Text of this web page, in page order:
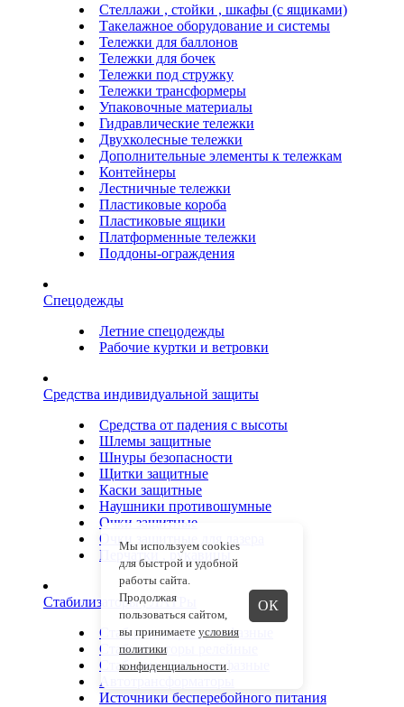
Стеллажи , стойки , шкафы (с ящиками)
Такелажное оборудование и системы
Тележки для баллонов
Тележки для бочек
Тележки под стружку
Тележки трансформеры
Упаковочные материалы
Гидравлические тележки
Двухколесные тележки
Дополнительные элементы к тележкам
Контейнеры
Лестничные тележки
Пластиковые короба
Пластиковые ящики
Платформенные тележки
Поддоны-ограждения
Спецодежды
Летние спецодежды
Рабочие куртки и ветровки
Средства индивидуальной защиты
Средства от падения с высоты
Шлемы защитные
Шнуры безопасности
Щитки защитные
Каски защитные
Наушники противошумные
Очки защитные
Очки защитные для лазера
Перчатки , рукавицы
Стабилизаторы , ЛАТРы
Стабилизаторы однофазные
Стабилизаторы релейные
Стабилизаторы трехфазные
Автотрансформаторы
Источники бесперебойного питания
Мы используем cookies
для быстрой и удобной
работы сайта.
Продолжая
пользоваться сайтом,
вы принимаете условия
политики
конфиденциальности.
ОК